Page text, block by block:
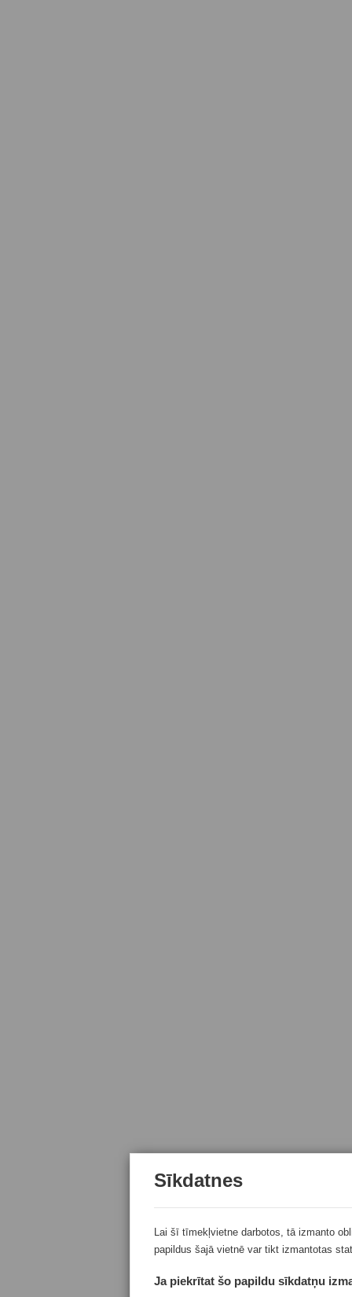
Sīkdatnes
Lai šī tīmekļvietne darbotos, tā izmanto
papildus šajā vietnē var tikt izmantotas
Ja piekrītat šo papildu sīkdatņu